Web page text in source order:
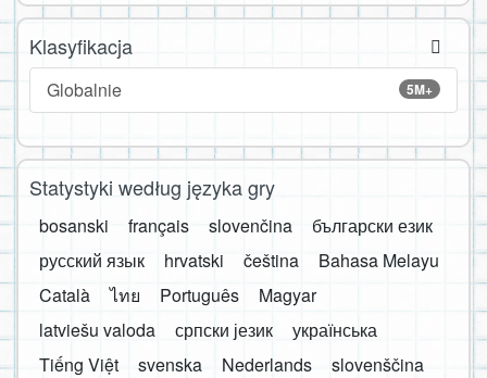
Klasyfikacja
5M+
Globalnie
Statystyki według języka gry
bosanski français slovenčina
български език
русский язык
hrvatski čeština
Bahasa Melayu
Català
ไทย Português
Magyar
latviešu valoda
српски језик
українська
Tiếng Việt
svenska Nederlands
slovenščina